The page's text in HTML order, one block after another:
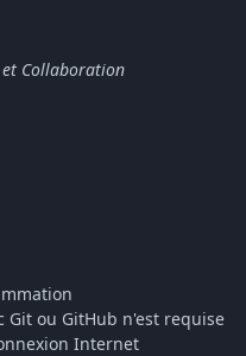
et Collaboration
Git ou GitHub n'est requise
Internet